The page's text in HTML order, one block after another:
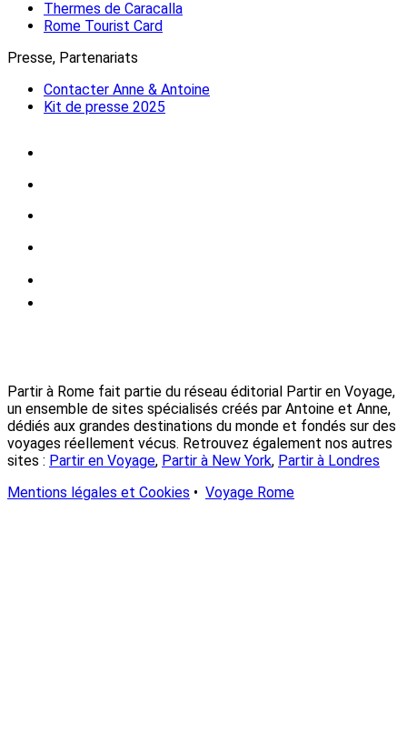
Thermes de Caracalla
Rome Tourist Card
Presse, Partenariats
Contacter Anne & Antoine
Kit de presse 2025
Partir à Rome fait partie du réseau éditorial Partir en Voyage,
un ensemble de sites spécialisés créés par Antoine et Anne,
dédiés aux grandes destinations du monde et fondés sur des
voyages réellement vécus. Retrouvez également nos autres
sites : Partir en Voyage, Partir à New York, Partir à Londres
Mentions légales et Cookies • Voyage Rome